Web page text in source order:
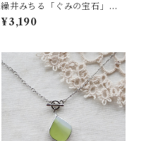
繰井みちる「ぐみの宝石」ロ
ングイヤリング - W
¥3,190